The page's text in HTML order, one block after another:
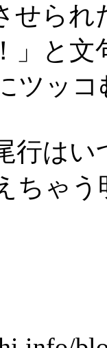
せら
」と
ツッ
行は
ちゃ